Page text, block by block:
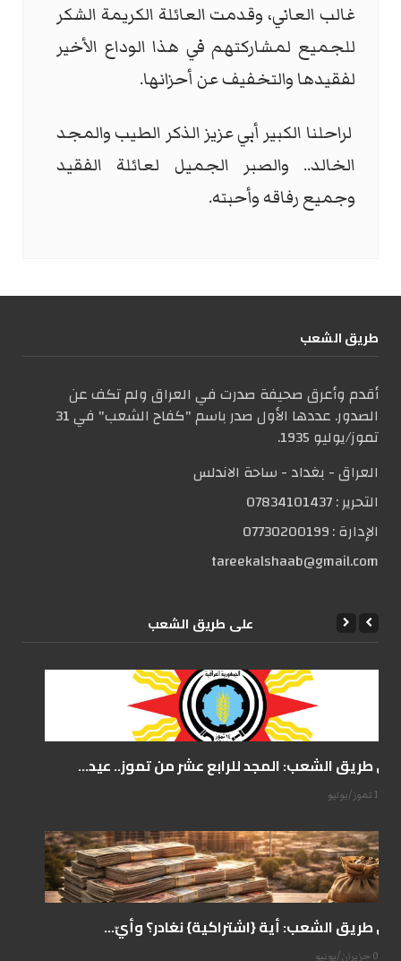
غالب العاني، وقدمت العائلة الكريمة الشكر
للجميع لمشاركتهم في هذا الوداع الأخير
لفقيدها والتخفيف عن أحزانها.
لراحلنا الكبير أبي عزيز الذكر الطيب والمجد
الخالد.. والصبر الجميل لعائلة الفقيد
وجميع رفاقه وأحبته.
طریق الشعب
أقدم وأعرق صحيفة صدرت في العراق ولم تكف عن
الصدور. عددها الأول صدر باسم "كفاح الشعب" في 31
تموز/يوليو 1935.
العراق - بغداد - ساحة الاندلس
التحریر :07834101437
الإدارة :07730200199
tareekalshaab@gmail.com
علی طریق الشعب
على طريق الشعب: المجد للرابع عشر من تموز.. عيد...
14 تموز/يوليو
على طريق الشعب: أية {اشتراكية} نغادر؟ وأيّ...
07 حزيران/يونيو